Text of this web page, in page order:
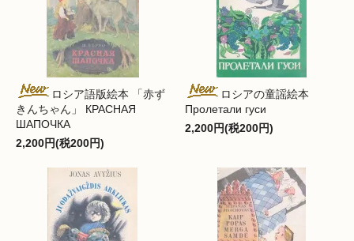
ロシア語版絵本 「赤ず
きんちゃん」 КРАСНАЯ
ШАПОЧКА
2,200円(税200円)
ロシアの童謡絵本
Пролетали гуси
2,200円(税200円)